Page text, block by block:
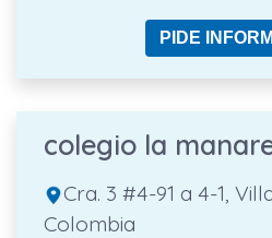
PIDE
colegio la
Cra. 3 #4-91 a 4-1,
Colombia